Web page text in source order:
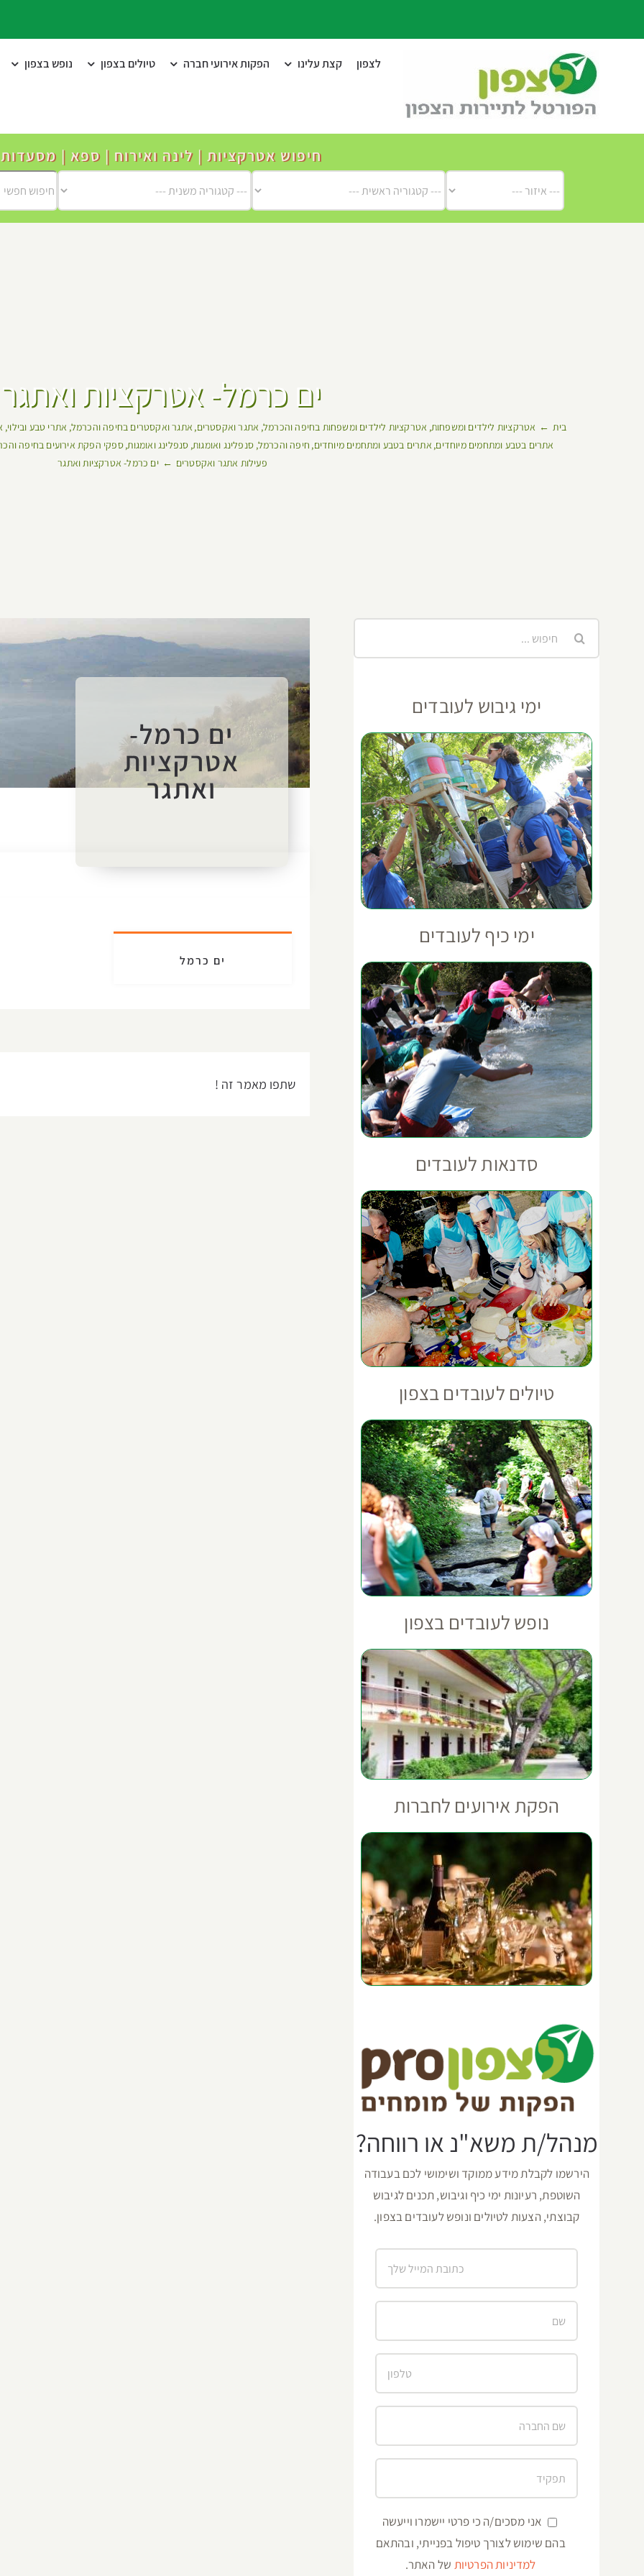
לצפון קצת עלינו הפקות אירועי חברה טיולים בצפון נופש בצפון
חיפוש אטרקציות | לינה ואירוח | ספא | מסעדות
ים כרמל- אטרקציות ואתגר
בית אטרקציות לילדים ומשפחות אטרקציות לילדים ומשפחות בחיפה והכרמל אתגר ואקסטרים אתגר ואקסטרים בחיפה והכרמל אתרי טבע ובילוי
אתרים בטבע ומתחמים מיוחדים אתרים בטבע ומתחמים מיוחדים חיפה והכרמל סנפלינג ואומגות סנפלינג ואומגות ספקי הפקת אירועים בחיפה
פעילות אתגר ואקסטרים
ים כרמל- אטרקציות ואתגר
ים כרמל-
אטרקציות
ואתגר
ים כרמל
שתפו מאמר זה !
ימי גיבוש לעובדים
ימי כיף לעובדים
סדנאות לעובדים
טיולים לעובדים בצפון
נופש לעובדים בצפון
הפקת אירועים לחברות
מנהל/ת משא"נ או רווחה?
הירשמו לקבלת מידע ממוקד ושימושי לכם בעבודה
השוטפת, רעיונות ימי כיף וגיבוש, תכנים לגיבוש
קבוצתי, הצעות לטיולים ונופש לעובדים בצפון.
אני מסכים/ה כי פרטי יישמרו וייעשה
בהם שימוש לצורך טיפול בפנייתי, ובהתאם
למדיניות הפרטיות של האתר.